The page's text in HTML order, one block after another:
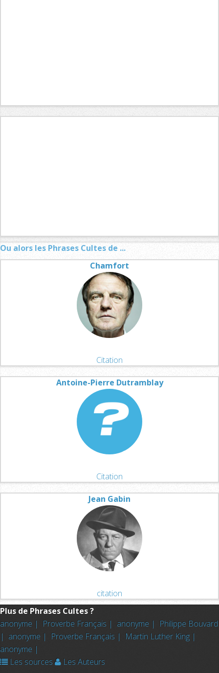
Ou alors les Phrases Cultes de ...
Chamfort
Citation
Antoine-Pierre Dutramblay
Citation
Jean Gabin
citation
Plus de Phrases Cultes ?
anonyme |
Proverbe Français | anonyme |
Philippe Bouvard
| anonyme | Proverbe Français |
Martin Luther King |
anonyme |
Les sources
Les Auteurs